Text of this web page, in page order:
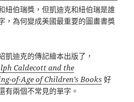
紐伯瑞獎，但凱迪克和紐伯瑞是誰
，為何變成美國最重要的圖畫書獎
凱迪克的傳記繪本出版了，
Caldecott and the
of-Age of Children’s Books 好
有兩個不常見的單字。